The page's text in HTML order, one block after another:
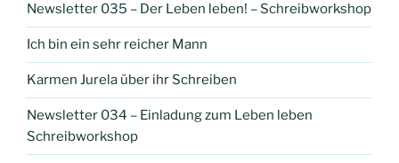
Newsletter 035 – Der Leben leben! – Schreibworkshop
Ich bin ein sehr reicher Mann
Karmen Jurela über ihr Schreiben
Newsletter 034 – Einladung zum Leben leben
Schreibworkshop